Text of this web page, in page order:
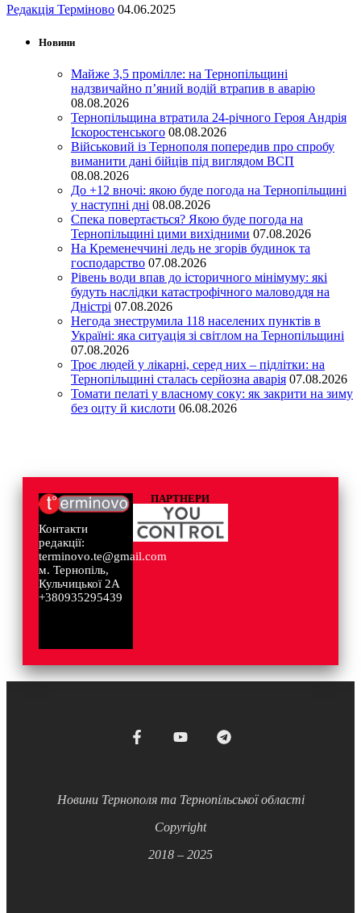
Редакція Терміново 04.06.2025
Новини
Майже 3,5 промілле: на Тернопільщині
надзвичайно п’яний водій втрапив в аварію
08.08.2026
Тернопільщина втратила 24-річного Героя Андрія
Іскоростенського 08.08.2026
Військовий із Тернополя попередив про спробу
виманити дані бійців під виглядом ВСП
08.08.2026
До +12 вночі: якою буде погода на Тернопільщині
у наступні дні 08.08.2026
Спека повертається? Якою буде погода на
Тернопільщині цими вихідними 07.08.2026
На Кременеччині ледь не згорів будинок та
господарство 07.08.2026
Рівень води впав до історичного мінімуму: які
будуть наслідки катастрофічного маловоддя на
Дністрі 07.08.2026
Негода знеструмила 118 населених пунктів в
Україні: яка ситуація зі світлом на Тернопільщині
07.08.2026
Троє людей у лікарні, серед них – підлітки: на
Тернопільщині сталась серйозна аварія 07.08.2026
Томати пелаті у власному соку: як закрити на зиму
без оцту й кислоти 06.08.2026
Контакти
редакції:
terminovo.te@gmail.com
м. Тернопіль,
Кульчицької 2А
+380935295439
ПАРТНЕРИ
Новини Тернополя та Тернопільської області
Copyright
2018 – 2025